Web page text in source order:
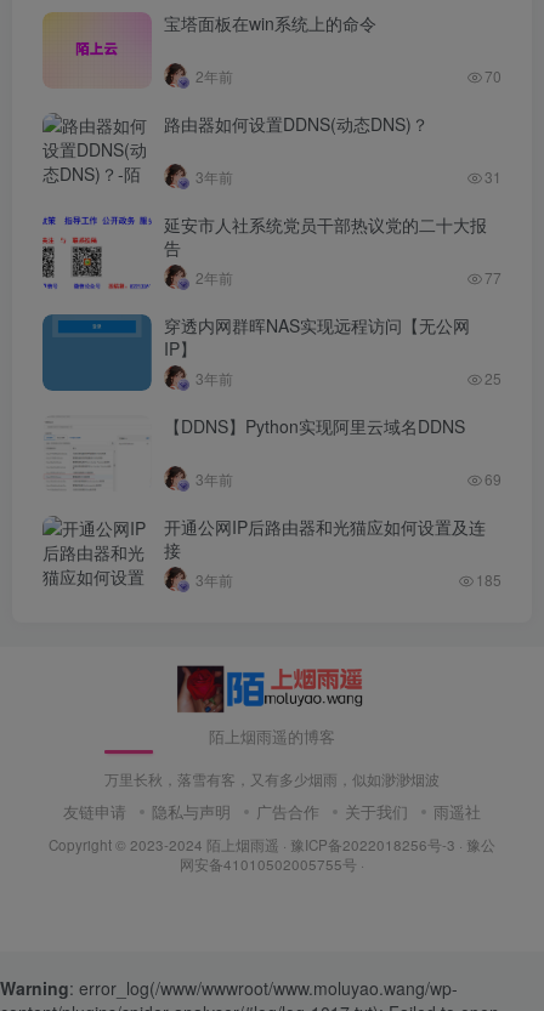
宝塔面板在win系统上的命令
2年前 70
路由器如何设置DDNS(动态DNS)？
3年前 31
延安市人社系统党员干部热议党的二十大报
告
2年前 77
穿透内网群晖NAS实现远程访问【无公网
IP】
3年前 25
【DDNS】Python实现阿里云域名DDNS
3年前 69
开通公网IP后路由器和光猫应如何设置及连
接
3年前 185
陌上烟雨遥的博客
万里长秋，落雪有客，又有多少烟雨，似如渺渺烟波
友链申请 隐私与声明 广告合作 关于我们 雨遥社
Copyright © 2023-2024 陌上烟雨遥 · 豫ICP备2022018256号-3 · 豫公
网安备41010502005755号 ·
Warning: error_log(/www/wwwroot/www.moluyao.wang/wp-